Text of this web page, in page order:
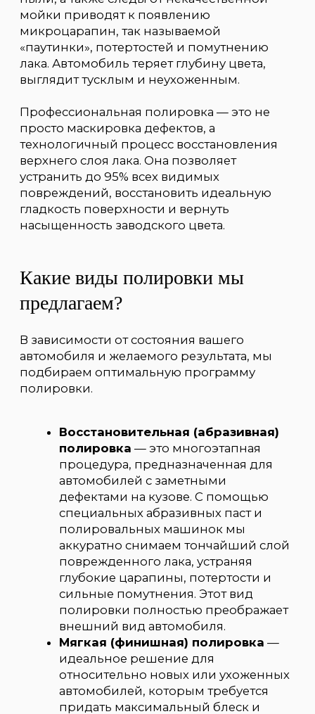
Восстановительная (абразивная)
полировка— это многоэтапная
процедура, предназначенная для
автомобилей с заметными
дефектами на кузове. С помощью
специальных абразивных паст и
полировальных машинок мы
аккуратно снимаем тончайший слой
глубокие царапины, потертости и
сильные помутнения. Этот вид
полировки полностью преображает
внешний вид автомобиля.
Мягкая (финишная) полировка—
идеальное решение для
относительно новых или ухоженных
автомобилей, которым требуется
придать максимальный блеск и
устранить мелкую «паутинку».
Процедура обновляет поверхность,
Как проходит процесс
Мы строго соблюдаем технологию, чтобы
гарантировать безупречный и
долговечный результат.
мойку кузова и глубокую очистку
металлических вкраплений с
помощью специальной автохимии и
синтетической глины.
Специалисты осматривают кузов под
профессиональным освещением,
измеряют толщину лакокрасочного
покрытия на каждом элементе. Все
пластиковые, резиновые и
хромированные детали тщательно
маскируются для их защиты.
Полировка. На основе диагностики
полировальных паст и кругов.
Процесс выполняется в несколько
этапов, от более грубых абразивов к
финишным составам, что позволяет
добиться идеально ровной и
глянцевой поверхности.
По завершении полировки
мы удаляем остатки паст и наносим
защитный состав (воск или силант),